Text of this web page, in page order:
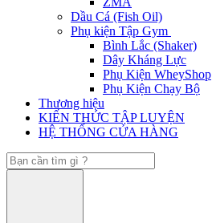
Dầu Cá (Fish Oil)
Phụ kiện Tập Gym
Bình Lắc (Shaker)
Dây Kháng Lực
Phụ Kiện WheyShop
Phụ Kiện Chạy Bộ
Thương hiệu
KIẾN THỨC TẬP LUYỆN
HỆ THỐNG CỬA HÀNG